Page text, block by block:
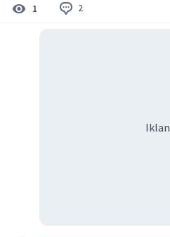
1 2
Iklan